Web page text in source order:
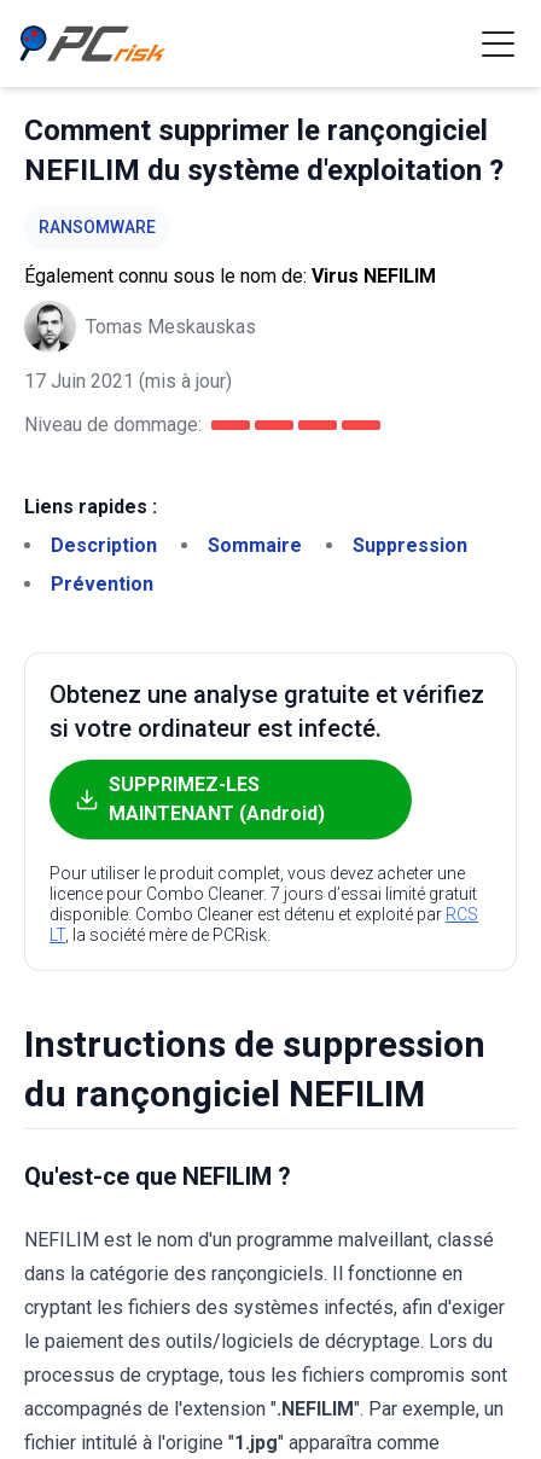
Comment supprimer le rançongiciel
NEFILIM du système d'exploitation ?
RANSOMWARE
Également connu sous le nom de: Virus NEFILIM
Tomas Meskauskas
17 Juin 2021 (mis à jour)
Niveau de dommage:
Liens rapides :
Description
Sommaire
Suppression
Prévention
Obtenez une analyse gratuite et vérifiez
si votre ordinateur est infecté.
SUPPRIMEZ-LES
MAINTENANT (Android)
Pour utiliser le produit complet, vous devez acheter une
licence pour Combo Cleaner. 7 jours d’essai limité gratuit
disponible. Combo Cleaner est détenu et exploité par RCS
LT, la société mère de PCRisk.
Instructions de suppression
du rançongiciel NEFILIM
Qu'est-ce que NEFILIM ?
NEFILIM est le nom d'un programme malveillant, classé
dans la catégorie des rançongiciels. Il fonctionne en
cryptant les fichiers des systèmes infectés, afin d'exiger
le paiement des outils/logiciels de décryptage. Lors du
processus de cryptage, tous les fichiers compromis sont
accompagnés de l'extension ".NEFILIM". Par exemple, un
fichier intitulé à l'origine "1.jpg" apparaîtra comme